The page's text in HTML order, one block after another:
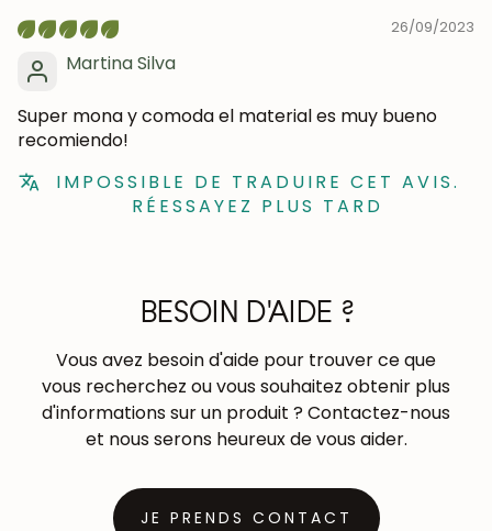
26/09/2023
Martina Silva
Super mona y comoda el material es muy bueno
recomiendo!
IMPOSSIBLE DE TRADUIRE CET AVIS.
RÉESSAYEZ PLUS TARD
BESOIN D'AIDE ?
Vous avez besoin d'aide pour trouver ce que
vous recherchez ou vous souhaitez obtenir plus
d'informations sur un produit ? Contactez-nous
et nous serons heureux de vous aider.
JE PRENDS CONTACT